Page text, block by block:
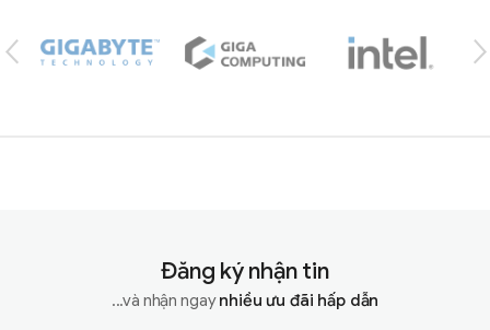
Đăng ký nhận tin
...và nhận ngaynhiều ưu đãi hấp dẫn